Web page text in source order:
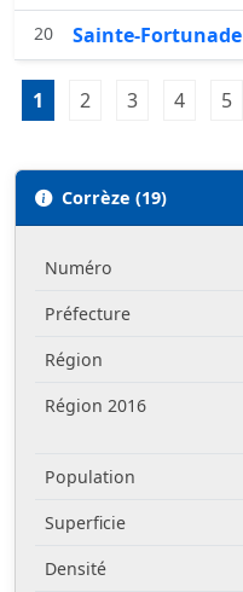
20 Sainte-Fortunade
Pagination:
1 Page 1
2 Page 2
3 Page 3
4 Page 4
5
Corrèze (19)
Numéro
Préfecture
Région
Région 2016
Population
Superficie
Densité